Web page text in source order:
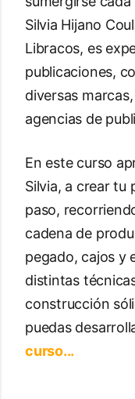
Silvia Hijano
Libracos, es
publicaciones,
diversas
agencias de
En este curso
Silvia, a crear tu
paso,
cadena de
pegado, cajos y
distintas
construcción
puedas
curso...